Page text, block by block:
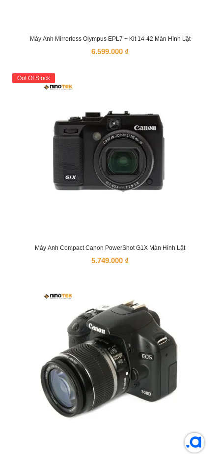
Máy Ảnh Mirrorless Olympus EPL7 + Kit 14-42 Màn Hình Lật
6.599.000 ₫
Out Of Stock
Máy Ảnh Compact Canon PowerShot G1X Màn Hình Lật
5.749.000 ₫